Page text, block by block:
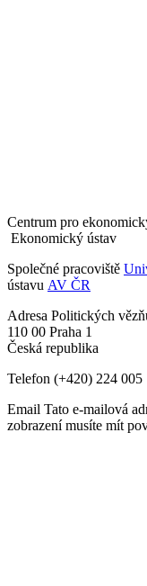
Centrum pro
Ekonomický ústav
Společné pracoviště
ústavu AV ČR
Adresa Politických
110 00 Praha 1
Česká republika
Telefon (+420) 224 005
Email Tato e-mailová
zobrazení musíte mít